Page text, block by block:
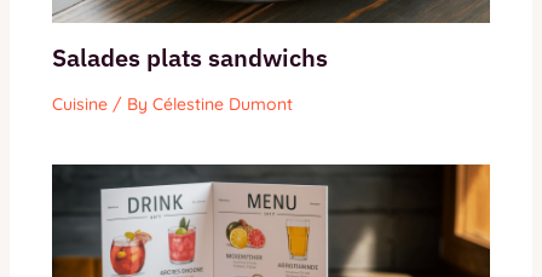
Salades plats sandwichs
Cuisine/ By Célestine Dumont